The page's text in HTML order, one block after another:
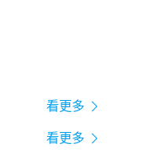
看更多
看更多